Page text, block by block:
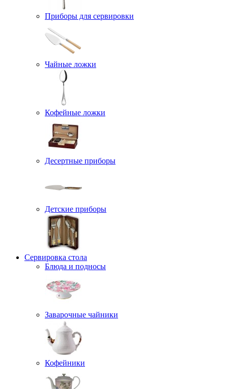
Приборы для сервировки
Чайные ложки
Кофейные ложки
Десертные приборы
Детские приборы
Сервировка стола
Блюда и подносы
Заварочные чайники
Кофейники